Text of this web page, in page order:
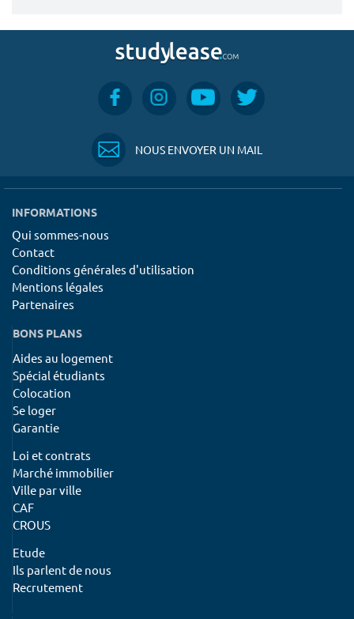
NOUS ENVOYER UN MAIL
INFORMATIONS
Qui sommes-nous
Contact
Conditions générales d'utilisation
Mentions légales
Partenaires
BONS PLANS
Aides au logement
Spécial étudiants
Colocation
Se loger
Garantie
Loi et contrats
Marché immobilier
Ville par ville
CAF
CROUS
Etude
Ils parlent de nous
Recrutement